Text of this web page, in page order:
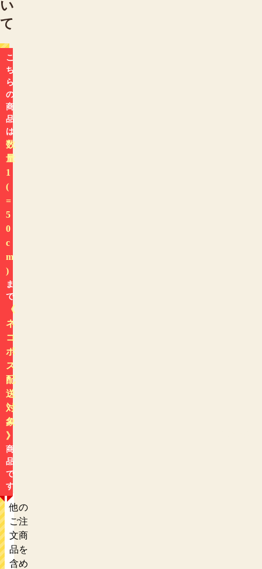
い
て
こ
ち
ら
の
商
品
は
数
量
1
(
=
5
0
c
m
)
ま
で
《
ネ
コ
ポ
ス
配
送
対
象
》
商
品
で
す
他の
ご注
文商
品を
含め